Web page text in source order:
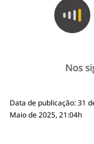
Data de publicação: 31
Maio de 2025, 21:04h